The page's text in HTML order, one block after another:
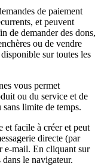
de paiement
et peuvent
de demander des dons,
ou de vendre
sur toutes les
vous permet
ou du service et de
limite de temps.
et facile à créer et peut
directe (par
e-mail. En cliquant sur
le navigateur.